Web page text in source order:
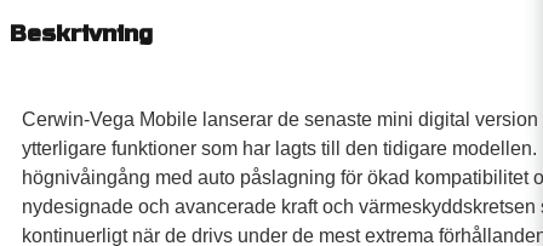
Beskrivning
Cerwin-Vega Mobile lanserar de senaste mini digital
ytterligare funktioner som har lagts till den tidigare
högnivåingång med auto påslagning för ökad kompatibilitet
nydesignade och avancerade kraft och
kontinuerligt när de drivs under de mest extrema